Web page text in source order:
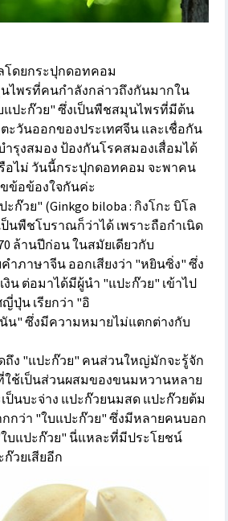
โดยกระปุกดอทคอม
ไพรที่คนกำลังกล่าวถึงกันมากใน
แปะก๊วย" ซึ่งเป็นพืชสมุนไพรที่มีต้น
ะวันออกของประเทศจีน และเชื่อกัน
รุงสมอง ป้องกันโรคสมองเสื่อมได้
รือไม่ วันนี้กระปุกดอทคอม จะพาคน
ข้อข้องใจกันค่ะ
ะก๊วย" (Ginkgo biloba : กิงโกะ บิโล
ป็นพืชโบราณก็ว่าได้ เพราะถือกำเนิด
ล้านปีก่อน ในสมัยเดียวกับ
ำภาษาจีน ออกเสียงว่า "หยินซิ่ง" ซึ่ง
งิน ต่อมาได้มีผู้นำ "แปะก๊วย" เข้าไป
ปุ่น เรียกว่า "อิ
น" ซึ่งมีความหมายไม่แตกต่างกับ
ง "แปะก๊วย" คนส่วนใหญ่มักจะรู้จัก
ใช้เป็นส่วนผสมของขนมหวานหลาย
ป็นบะจ่าง แปะก๊วยนมสด แปะก๊วยต้ม
กว่า "ใบแปะก๊วย" ซึ่งมีหลายคนบอก
บแปะก๊วย" นี่แหละที่มีประโยชน์
วยเสียอีก